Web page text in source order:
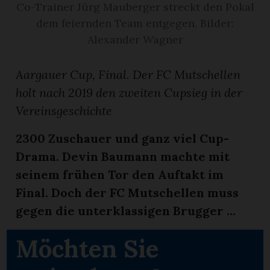
Aargauer Cup, Final. Der FC Mutschellen
holt nach 2019 den zweiten Cupsieg in der
Vereinsgeschichte
2300 Zuschauer und ganz viel Cup-
Drama. Devin Baumann machte mit
seinem frühen Tor den Auftakt im
Final. Doch der FC Mutschellen muss
gegen die unterklassigen Brugger ...
Möchten Sie